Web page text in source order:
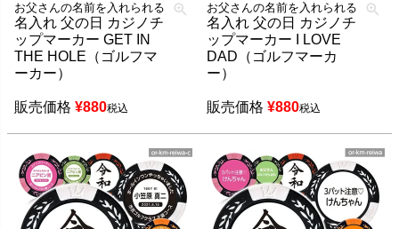
お父さんの名前を入れられる
名入れ 父の日 カジノチ
ップマーカー GET IN
THE HOLE（ゴルフマ
ーカー）
販売価格 ¥880税込
お父さんの名前を入れられる
名入れ 父の日 カジノチ
ップマーカー I LOVE
DAD（ゴルフマーカ
ー）
販売価格 ¥880税込